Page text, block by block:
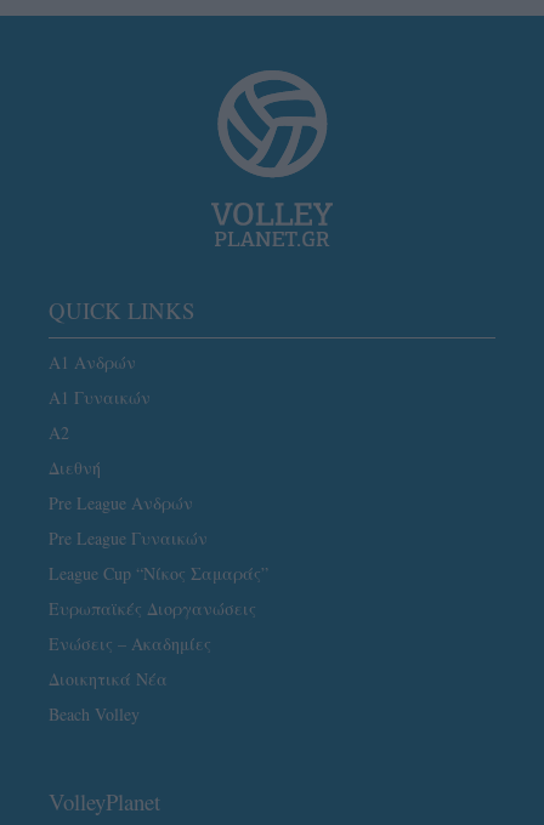
QUICK LINKS
Α1 Ανδρών
Α1 Γυναικών
A2
Διεθνή
Pre League Ανδρών
Pre League Γυναικών
League Cup “Νίκος Σαμαράς”
Ευρωπαϊκές Διοργανώσεις
Ενώσεις – Ακαδημίες
Διοικητικά Νέα
Beach Volley
VolleyPlanet